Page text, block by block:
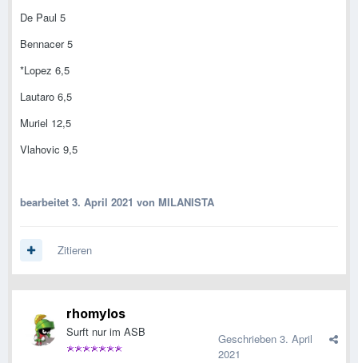
De Paul 5
Bennacer 5
*Lopez 6,5
Lautaro 6,5
Muriel 12,5
Vlahovic 9,5
bearbeitet 3. April 2021 von MILANISTA
Zitieren
rhomylos
Surft nur im ASB Geschrieben 3. April
2021